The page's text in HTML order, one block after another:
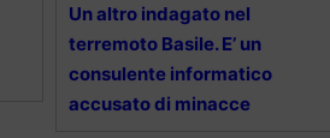
Un altro indagato nel
terremoto Basile. E’ un
consulente informatico
accusato di minacce